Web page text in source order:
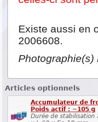
Existe aussi en
2006608.
Articles optionnels
Accumulateur de
Poids actif : ~105 g
Durée de